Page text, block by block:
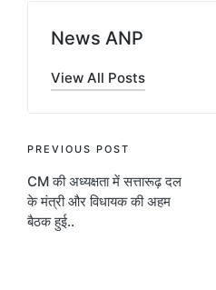
News ANP
View All Posts
Post
navigation
PREVIOUS POST
CM की अध्यक्षता में सत्तारूढ़ दल
के मंत्री और विधायक की अहम
बैठक हुई..